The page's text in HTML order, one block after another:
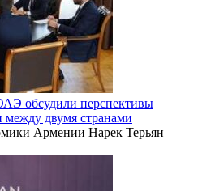
обсудили перспективы
между двумя странами
Армении Нарек Терьян